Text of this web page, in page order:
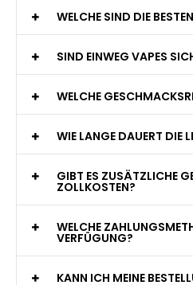
WELCHE SIND DIE
SIND EINWEG VAPES
WELCHE
WIE LANGE DAUERT DIE
GIBT ES ZUSÄTZLICHE
ZOLLKOSTEN?
WELCHE
VERFÜGUNG?
KANN ICH MEINE